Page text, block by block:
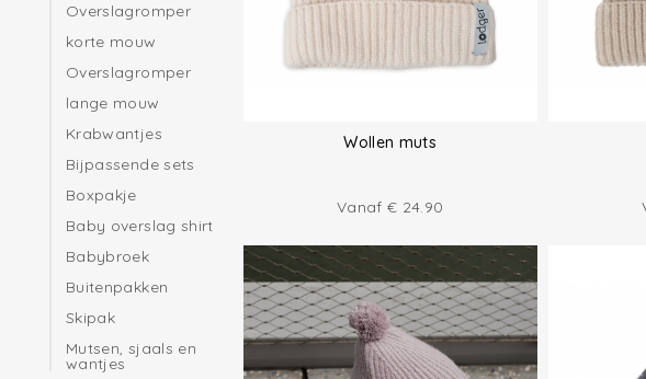
Overslagromper
korte mouw
Overslagromper
lange mouw
Krabwantjes
Bijpassende sets
Boxpakje
Baby overslag shirt
Babybroek
Buitenpakken
Skipak
Mutsen, sjaals en
wantjes
Wollen muts
Vanaf € 24.90